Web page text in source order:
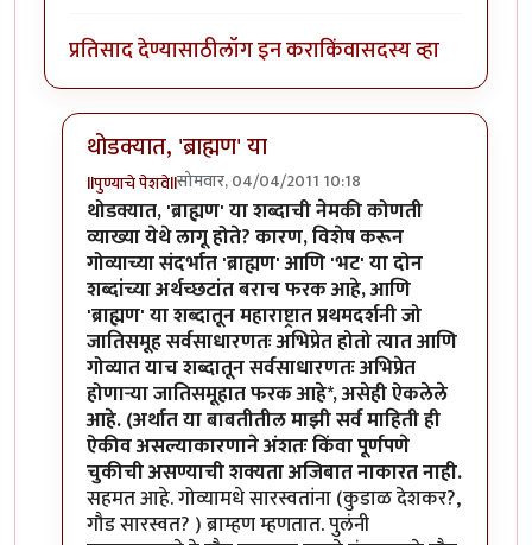
प्रतिसाद देण्यासाठीलॉग इन कराकिंवासदस्य व्हा
थोडक्यात, 'ब्राह्मण' या
llपुण्याचे पेशवेllसोमवार, 04/04/2011 10:18
In reply toब्राह्मण वि. ब्राह्मणेतर क्याथलिक वगैरे
थोडक्यात, 'ब्राह्मण' या शब्दाची नेमकी कोणती
व्याख्या येथे लागू होते? कारण, विशेष करून
गोव्याच्या संदर्भात 'ब्राह्मण' आणि 'भट' या दोन
शब्दांच्या अर्थच्छटांत बराच फरक आहे, आणि
'ब्राह्मण' या शब्दातून महाराष्ट्रात प्रथमदर्शनी जो
जातिसमूह सर्वसाधारणतः अभिप्रेत होतो त्यात आणि
गोव्यात याच शब्दातून सर्वसाधारणतः अभिप्रेत
होणार्‍या जातिसमूहात फरक आहे*, असेही ऐकलेले
आहे. (अर्थात या बाबतीतील माझी सर्व माहिती ही
ऐकीव असल्याकारणाने अंशतः किंवा पूर्णपणे
चुकीची असण्याची शक्यता अजिबात नाकारत नाही.
सहमत आहे. गोव्यामधे सारस्वतांना (कुडाळ देशकर?,
गौड सारस्वत? ) ब्राम्हण म्हणतात. पुलंनी